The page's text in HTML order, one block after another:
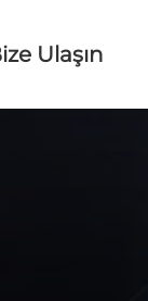
Ulaşın